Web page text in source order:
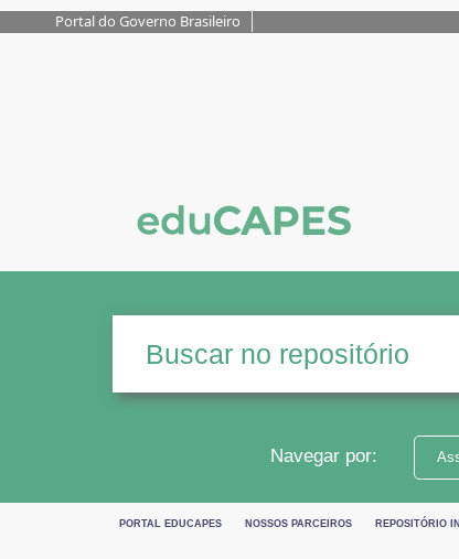
Portal do Governo Brasileiro
Navegar por:
PORTAL EDUCAPES NOSSOS PARCEIROS REPOSITÓRIO